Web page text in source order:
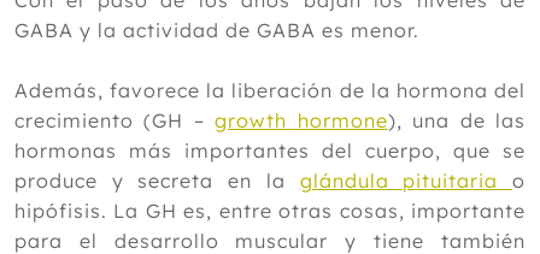
GABA y la actividad de GABA es menor.
Además, favorece la liberación de la hormona del
crecimiento (GH –growth hormone), una de las
hormonas más importantes del cuerpo, que se
produce y secreta en la glándula pituitariao
hipófisis. La GH es, entre otras cosas, importante
para el desarrollo muscular y tiene también